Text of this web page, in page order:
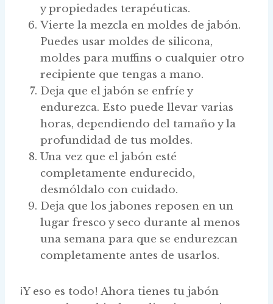
y propiedades terapéuticas.
Vierte la mezcla en moldes de jabón.
Puedes usar moldes de silicona,
moldes para muffins o cualquier otro
recipiente que tengas a mano.
Deja que el jabón se enfríe y
endurezca. Esto puede llevar varias
horas, dependiendo del tamaño y la
profundidad de tus moldes.
Una vez que el jabón esté
completamente endurecido,
desmóldalo con cuidado.
Deja que los jabones reposen en un
lugar fresco y seco durante al menos
una semana para que se endurezcan
completamente antes de usarlos.
¡Y eso es todo! Ahora tienes tu jabón